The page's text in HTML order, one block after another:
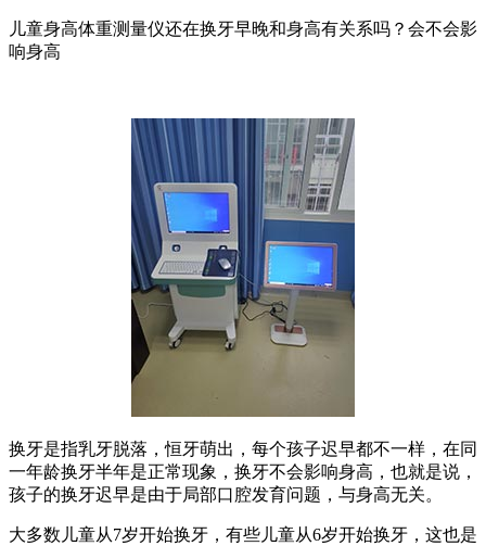
儿童身高体重测量仪还在换牙早晚和身高有关系吗？会不会影
响身高
换牙是指乳牙脱落，恒牙萌出，每个孩子迟早都不一样，在同
一年龄换牙半年是正常现象，换牙不会影响身高，也就是说，
孩子的换牙迟早是由于局部口腔发育问题，与身高无关。
大多数儿童从7岁开始换牙，有些儿童从6岁开始换牙，这也是